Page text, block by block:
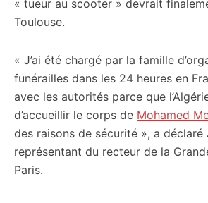
« tueur au scooter » devrait
Toulouse.
« J’ai été chargé par la famille
funérailles dans les 24 heures en
avec les autorités parce que
d’accueillir le corps de Mohamed
des raisons de sécurité », a déclaré
représentant du recteur de la
Paris.